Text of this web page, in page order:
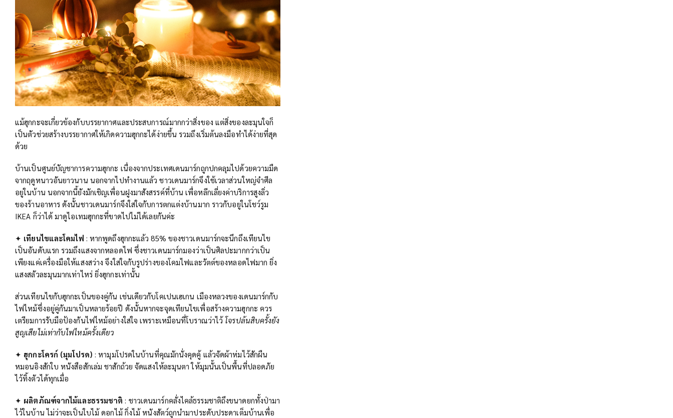
แม้ฮุกกะจะเกี่ยวข้องกับบรรยากาศและประสบการณ์มากกว่าสิ่งของ แต่สิ่งของละมุนใจก็
เป็นตัวช่วยสร้างบรรยากาศให้เกิดความฮุกกะได้ง่ายขึ้น รวมถึงเริ่มต้นลงมือทำได้ง่ายที่สุด
ด้วย
บ้านเป็นศูนย์บัญชาการความฮุกกะ เนื่องจากประเทศเดนมาร์กถูกปกคลุมไปด้วยความมืด
จากฤดูหนาวอันยาวนาน นอกจากไปทำงานแล้ว ชาวเดนมาร์กจึงใช้เวลาส่วนใหญ่จำศีล
อยู่ในบ้าน นอกจากนี้ยังมักเชิญเพื่อนฝูงมาสังสรรค์ที่บ้าน เพื่อหลีกเลี่ยงค่าบริการสูงลิ่ว
ของร้านอาหาร ดังนั้นชาวเดนมาร์กจึงใส่ใจกับการตกแต่งบ้านมาก ราวกับอยู่ในโชว์รูม
IKEA ก็ว่าได้ มาดูไอเทมฮุกกะที่ขาดไปไม่ได้เลยกันค่ะ
✦ เทียนไขและโคมไฟ : หากพูดถึงฮุกกะแล้ว 85% ของชาวเดนมาร์กจะนึกถึงเทียนไข
เป็นอันดับแรก รวมถึงแสงจากหลอดไฟ ซึ่งชาวเดนมาร์กมองว่าเป็นศิลปะมากกว่าเป็น
เพียงแค่เครื่องมือให้แสงสว่าง จึงใส่ใจกับรูปร่างของโคมไฟและวัตต์ของหลอดไฟมาก ยิ่ง
แสงสลัวละมุนมากเท่าไหร่ ยิ่งฮุกกะเท่านั้น
ส่วนเทียนไขกับฮุกกะเป็นของคู่กัน เช่นเดียวกับโคเปนเฮเกน เมืองหลวงของเดนมาร์กกับ
ไฟไหม้ซึ่งอยู่คู่กันมาเป็นหลายร้อยปี ดังนั้นหากจะจุดเทียนไขเพื่อสร้างความฮุกกะ ควร
เตรียมการรับมือป้องกันไฟไหม้อย่างใส่ใจ เพราะเหมือนที่โบราณว่าไว้ โจรปล้นสิบครั้งยัง
สูญเสียไม่เท่ากับไฟไหม้ครั้งเดียว
✦ ฮุกกะโครก์ (มุมโปรด) : หามุมโปรดในบ้านที่คุณมักนั่งคุดคู้ แล้วจัดผ้าห่มไว้สักผืน
หมอนอิงสักใบ หนังสือสักเล่ม ชาสักถ้วย จัดแสงให้ละมุนตา ให้มุมนั้นเป็นพื้นที่ปลอดภัย
ไว้ทิ้งตัวได้ทุกเมื่อ
✦ ผลิตภัณฑ์จากไม้และธรรมชาติ : ชาวเดนมาร์กคลั่งไคล้ธรรมชาติถึงขนาดยกทั้งป่ามา
ไว้ในบ้าน ไม่ว่าจะเป็นใบไม้ ดอกไม้ กิ่งไม้ หนังสัตว์ถูกนำมาประดับประดาเต็มบ้านเพื่อ